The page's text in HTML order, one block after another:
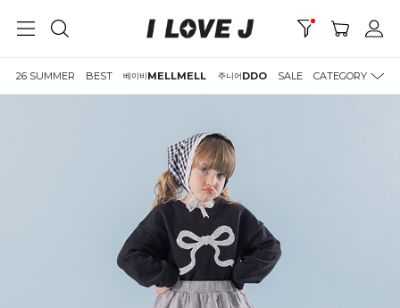
26 SUMMER BEST 베이비MELLMELL 주니어DDO SALE CATEGORY